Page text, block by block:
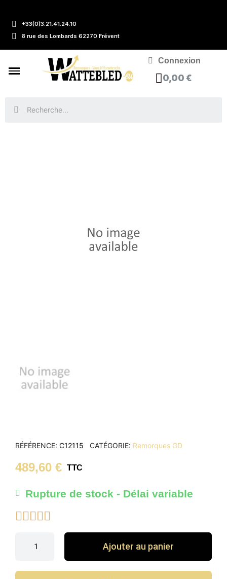
+33(0)3.21.41.24.10
8 rue des Lombards 62270 Frévent
Connexion
0,00 €
RÉFÉRENCE C12115 CATÉGORIE Remorques GD
489,60 € TTC
Rupture de stock - Délai variable

Ajouter au panier